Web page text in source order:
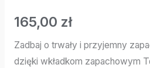
165,00 zł
Zadbaj o trwały i przyjemny
dzięki wkładkom zapachowym